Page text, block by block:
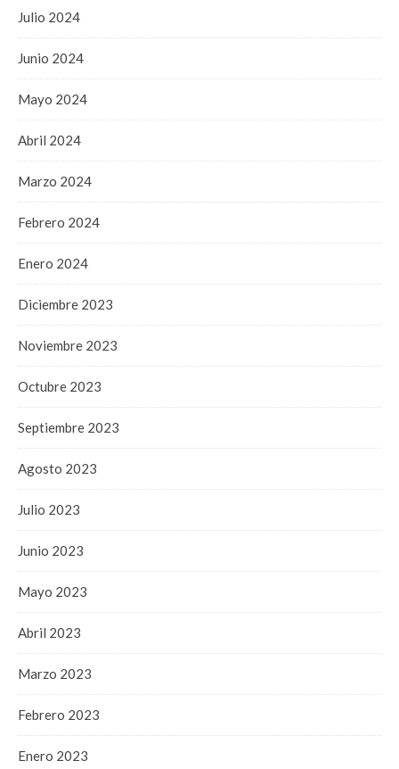
Julio 2024
Junio 2024
Mayo 2024
Abril 2024
Marzo 2024
Febrero 2024
Enero 2024
Diciembre 2023
Noviembre 2023
Octubre 2023
Septiembre 2023
Agosto 2023
Julio 2023
Junio 2023
Mayo 2023
Abril 2023
Marzo 2023
Febrero 2023
Enero 2023